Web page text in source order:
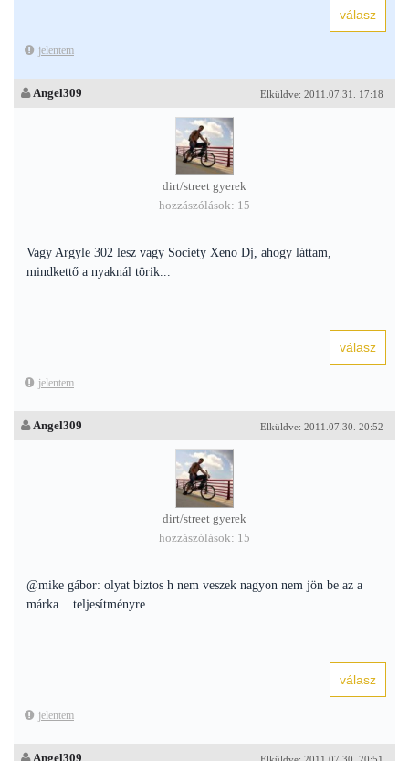
jelentem
Elküldve: 2011.07.31. 17:18
Angel309
dirt/street gyerek
hozzászólások: 15
Vagy Argyle 302 lesz vagy Society Xeno Dj, ahogy láttam,
mindkettő a nyaknál törik...
jelentem
Elküldve: 2011.07.30. 20:52
Angel309
dirt/street gyerek
hozzászólások: 15
@mike gábor: olyat biztos h nem veszek nagyon nem jön be az a
márka... teljesítményre.
jelentem
Angel309